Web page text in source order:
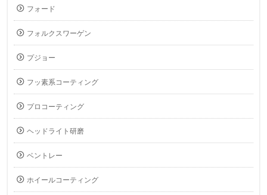
フォード
フォルクスワーゲン
プジョー
フッ素系コーティング
プロコーティング
ヘッドライト研磨
ベントレー
ホイールコーティング